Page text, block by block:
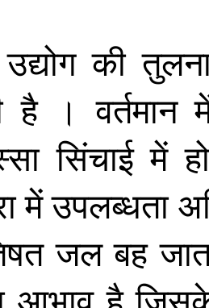
की
है ।
सिंचाई
में उपलब्धता
जल बह